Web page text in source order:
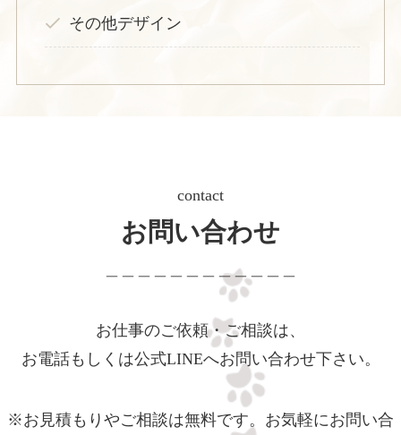
その他デザイン
contact
お問い合わせ
＿＿＿＿＿＿＿＿＿＿＿＿
お仕事のご依頼・ご相談は、
お電話もしくは公式LINEへお問い合わせ下さい。
※お見積もりやご相談は無料です。お気軽にお問い合